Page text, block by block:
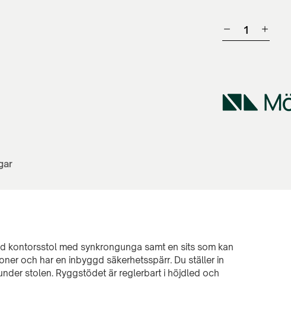
kontorsstol med synkrongunga samt en sits som kan
och har en inbyggd säkerhetsspärr. Du ställer in
stolen. Ryggstödet är reglerbart i höjdled och